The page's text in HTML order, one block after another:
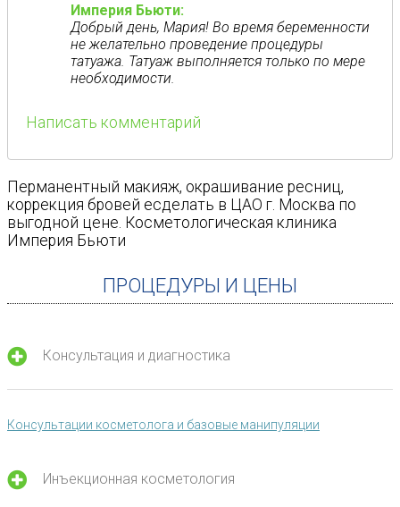
Империя Бьюти:
Добрый день, Мария! Во время беременности
не желательно проведение процедуры
татуажа. Татуаж выполняется только по мере
необходимости.
Написать комментарий
Перманентный макияж, окрашивание ресниц,
коррекция бровей есделать в ЦАО г. Москва по
выгодной цене. Косметологическая клиника
Империя Бьюти
ПРОЦЕДУРЫ И ЦЕНЫ
Консультация и диагностика
Консультации косметолога и базовые манипуляции
Инъекционная косметология